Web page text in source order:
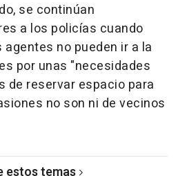
se continúan
a los policías cuando
no pueden ir a la
por unas "necesidades
de reservar espacio para
no son ni de vecinos
estos temas